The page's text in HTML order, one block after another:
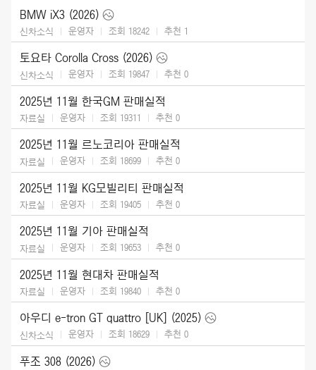
BMW iX3 (2026)
신차소식 운영자 조회 18242 추천 1
토요타 Corolla Cross (2026)
신차소식 운영자 조회 19847 추천 0
2025년 11월 한국GM 판매실적
자료실 운영자 조회 19311 추천 0
2025년 11월 르노코리아 판매실적
자료실 운영자 조회 18699 추천 0
2025년 11월 KG모빌리티 판매실적
자료실 운영자 조회 19405 추천 0
2025년 11월 기아 판매실적
자료실 운영자 조회 19653 추천 0
2025년 11월 현대차 판매실적
자료실 운영자 조회 19840 추천 0
아우디 e-tron GT quattro [UK] (2025)
신차소식 운영자 조회 18629 추천 0
푸조 308 (2026)